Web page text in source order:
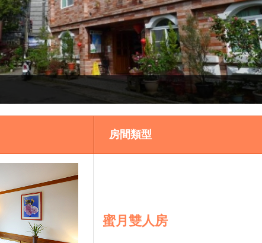
房間類型
蜜月雙人房